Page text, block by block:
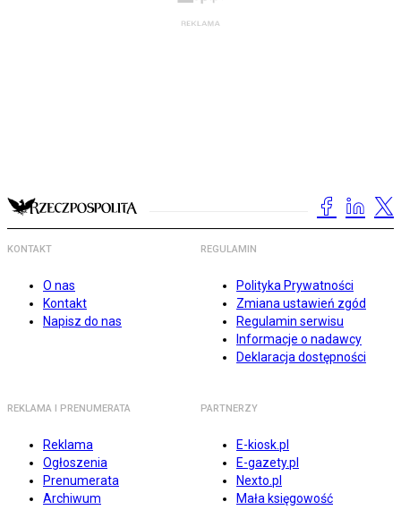
KONTAKT
O nas
Kontakt
Napisz do nas
REGULAMIN
Polityka Prywatności
Zmiana ustawień zgód
Regulamin serwisu
Informacje o nadawcy
Deklaracja dostępności
REKLAMA I PRENUMERATA
Reklama
Ogłoszenia
Prenumerata
Archiwum
PARTNERZY
E-kiosk.pl
E-gazety.pl
Nexto.pl
Mała księgowość